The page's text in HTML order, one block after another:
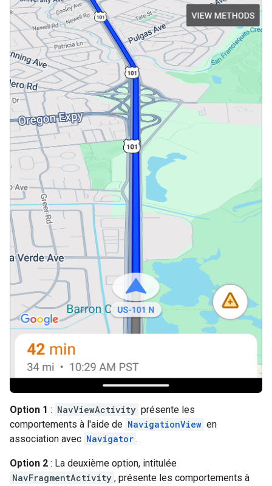
Option 1 : NavViewActivity présente les
comportements à l'aide de NavigationView en
association avec Navigator .
Option 2 : La deuxième option, intitulée
NavFragmentActivity , présente les comportements à